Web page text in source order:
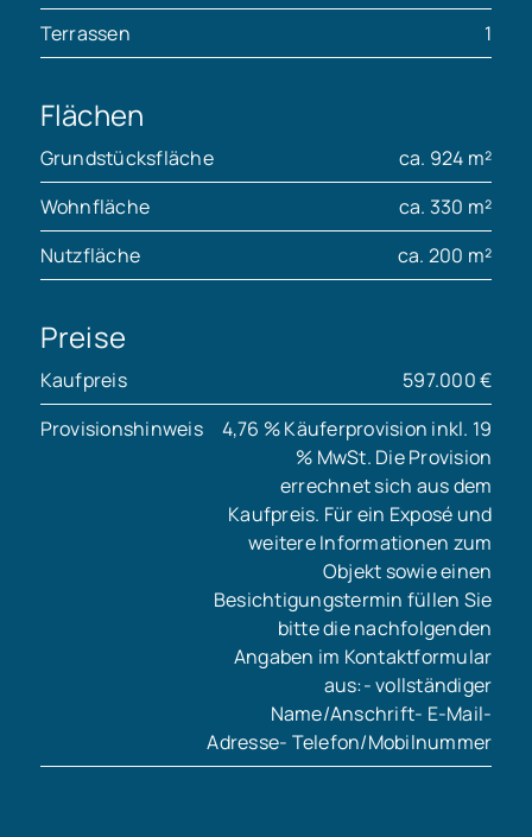
Terrassen
1
Flächen
Grundstücksfläche
ca. 924 m²
Wohnfläche
ca. 330 m²
Nutzfläche
ca. 200 m²
Preise
Kaufpreis
597.000 €
Provisionshinweis
4,76 % Käuferprovision inkl. 19
% MwSt. Die Provision
errechnet sich aus dem
Kaufpreis. Für ein Exposé und
weitere Informationen zum
Objekt sowie einen
Besichtigungstermin füllen Sie
bitte die nachfolgenden
Angaben im Kontaktformular
aus:- vollständiger
Name/Anschrift- E-Mail-
Adresse- Telefon/Mobilnummer